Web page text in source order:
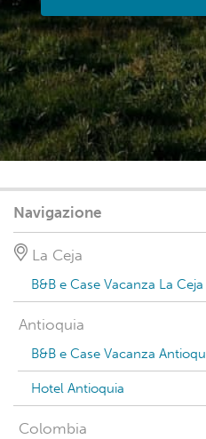
Navigazione
La Ceja
B&B e Case Vacanza La Ceja
Antioquia
B&B e Case Vacanza
Hotel Antioquia
Colombia